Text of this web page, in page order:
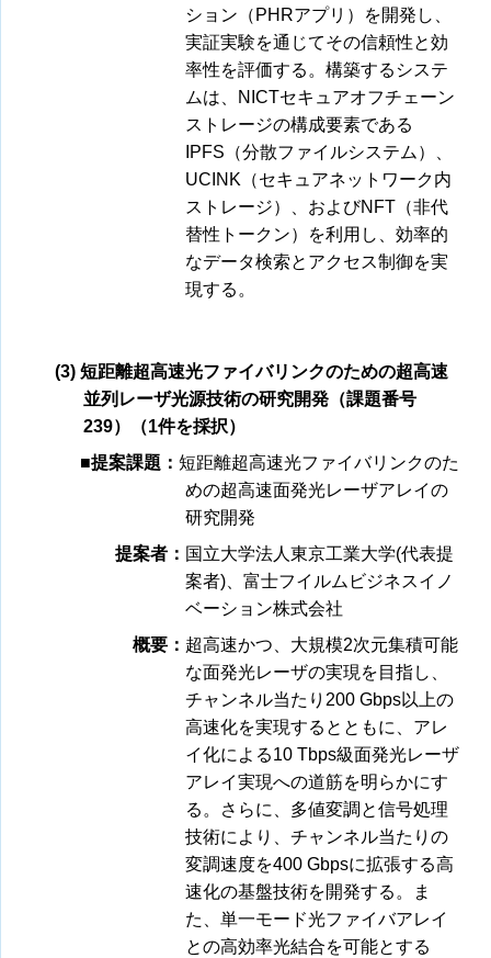
ション（PHRアプリ）を開発し、
実証実験を通じてその信頼性と効
率性を評価する。構築するシステ
ムは、NICTセキュアオフチェーン
ストレージの構成要素である
IPFS（分散ファイルシステム）、
UCINK（セキュアネットワーク内
ストレージ）、およびNFT（非代
替性トークン）を利用し、効率的
なデータ検索とアクセス制御を実
現する。
(3) 短距離超高速光ファイバリンクのための超高速
並列レーザ光源技術の研究開発（課題番号
239）（1件を採択）
■提案課題：短距離超高速光ファイバリンクのた
めの超高速面発光レーザアレイの
研究開発
提案者： 国立大学法人東京工業大学(代表提
案者)、富⼠フイルムビジネスイノ
ベーション株式会社
概要： 超高速かつ、大規模2次元集積可能
な面発光レーザの実現を目指し、
チャンネル当たり200 Gbps以上の
高速化を実現するとともに、アレ
イ化による10 Tbps級面発光レーザ
アレイ実現への道筋を明らかにす
る。さらに、多値変調と信号処理
技術により、チャンネル当たりの
変調速度を400 Gbpsに拡張する高
速化の基盤技術を開発する。ま
た、単一モード光ファイバアレイ
との高効率光結合を可能とする